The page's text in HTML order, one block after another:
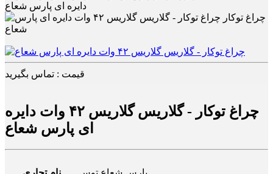
دایره ای پارس شعاع
قیمت : تماس بگیرید
چراغ توکار - گلاریس گلاریس ۴۲ وات دایره
ای پارس شعاع